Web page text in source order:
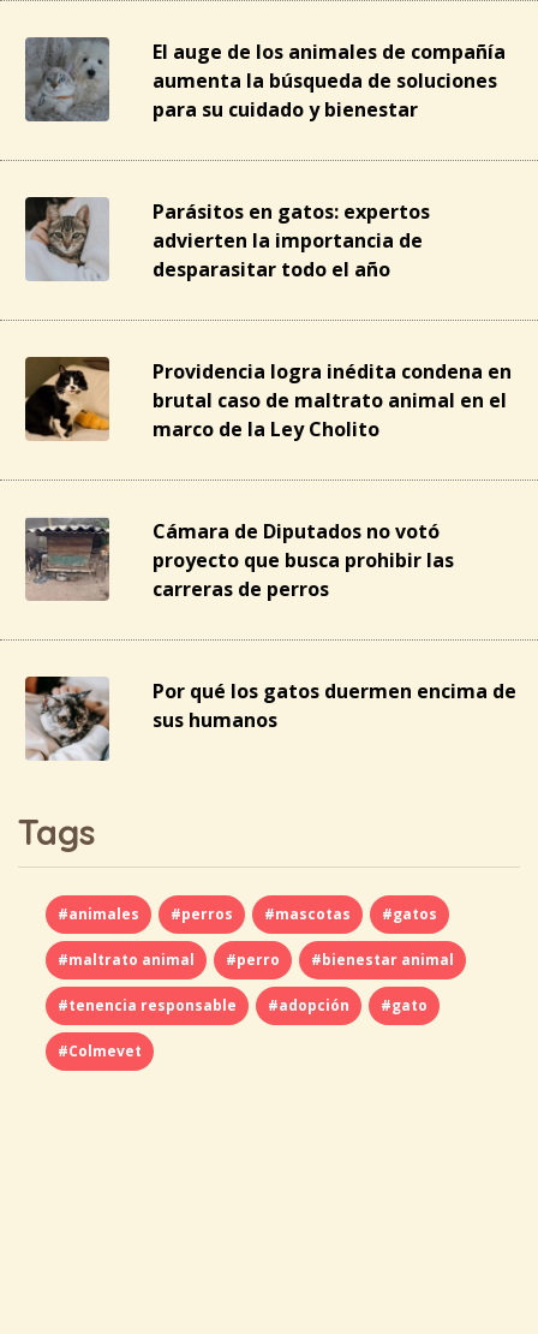
El auge de los animales de compañía
aumenta la búsqueda de soluciones
para su cuidado y bienestar
Parásitos en gatos: expertos
advierten la importancia de
desparasitar todo el año
Providencia logra inédita condena en
brutal caso de maltrato animal en el
marco de la Ley Cholito
Cámara de Diputados no votó
proyecto que busca prohibir las
carreras de perros
Por qué los gatos duermen encima de
sus humanos
Tags
#animales #perros #mascotas #gatos
#maltrato animal #perro #bienestar animal
#tenencia responsable #adopción #gato
#Colmevet